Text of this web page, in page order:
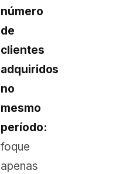
número
de
clientes
adquiridos
no
mesmo
período:
foque
apenas